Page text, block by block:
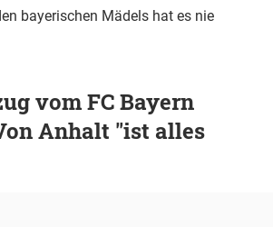
bayerischen Mädels hat es nie
vom FC Bayern
Anhalt "ist alles